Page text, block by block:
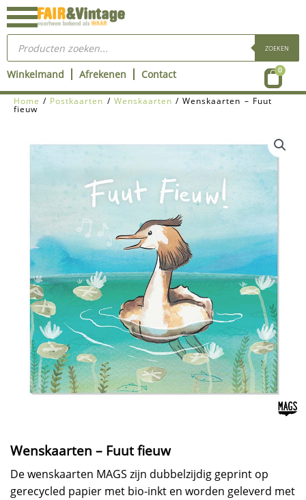
Ga
naar
inhoud
Producten
zoeken ZOEKEN
Winkelmand Afrekenen Contact 0
Home / Postkaarten / Wenskaarten / Wenskaarten – Fuut
fieuw
Wenskaarten – Fuut fieuw
De wenskaarten MAGS zijn dubbelzijdig geprint op
gerecycled papier met bio-inkt en worden geleverd met